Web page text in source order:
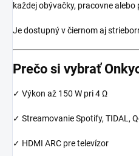
každej obývačky, pracovne
Je dostupný v čiernom aj
Prečo si vybrať
✓ Výkon až 150 W pri 4 Ω
✓ Streamovanie Spotify, TIDAL,
✓ HDMI ARC pre televízor